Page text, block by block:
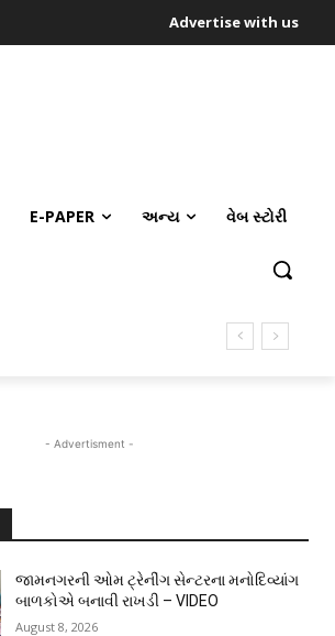
Advertise with us
E-PAPER અન્ય વેબ સ્ટોરી
- Advertisment -
જામનગરની ઓમ ટ્રેનીંગ સેન્ટરના મનોદિવ્યાંગ
બાળકોએ બનાવી રાખડી – VIDEO
August 8, 2026